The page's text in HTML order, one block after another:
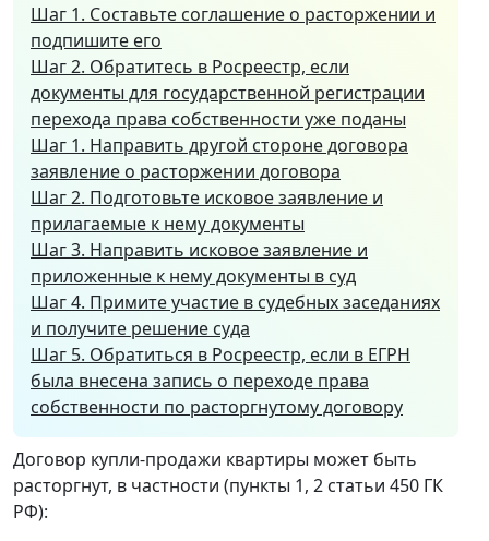
Шаг 1. Составьте соглашение о расторжении и
подпишите его
Шаг 2. Обратитесь в Росреестр, если
документы для государственной регистрации
перехода права собственности уже поданы
Шаг 1. Направить другой стороне договора
заявление о расторжении договора
Шаг 2. Подготовьте исковое заявление и
прилагаемые к нему документы
Шаг 3. Направить исковое заявление и
приложенные к нему документы в суд
Шаг 4. Примите участие в судебных заседаниях
и получите решение суда
Шаг 5. Обратиться в Росреестр, если в ЕГРН
была внесена запись о переходе права
собственности по расторгнутому договору
Договор купли-продажи квартиры может быть
расторгнут, в частности (пункты 1, 2 статьи 450 ГК
РФ):